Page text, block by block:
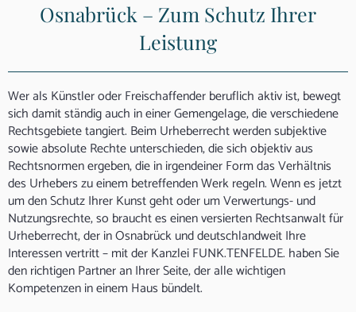
Osnabrück – Zum Schutz Ihrer
Leistung
Wer als Künstler oder Freischaffender beruflich aktiv ist, bewegt
sich damit ständig auch in einer Gemengelage, die verschiedene
Rechtsgebiete tangiert. Beim Urheberrecht werden subjektive
sowie absolute Rechte unterschieden, die sich objektiv aus
Rechtsnormen ergeben, die in irgendeiner Form das Verhältnis
des Urhebers zu einem betreffenden Werk regeln. Wenn es jetzt
um den Schutz Ihrer Kunst geht oder um Verwertungs- und
Nutzungsrechte, so braucht es einen versierten Rechtsanwalt für
Urheberrecht, der in Osnabrück und deutschlandweit Ihre
Interessen vertritt – mit der Kanzlei FUNK.TENFELDE. haben Sie
den richtigen Partner an Ihrer Seite, der alle wichtigen
Kompetenzen in einem Haus bündelt.